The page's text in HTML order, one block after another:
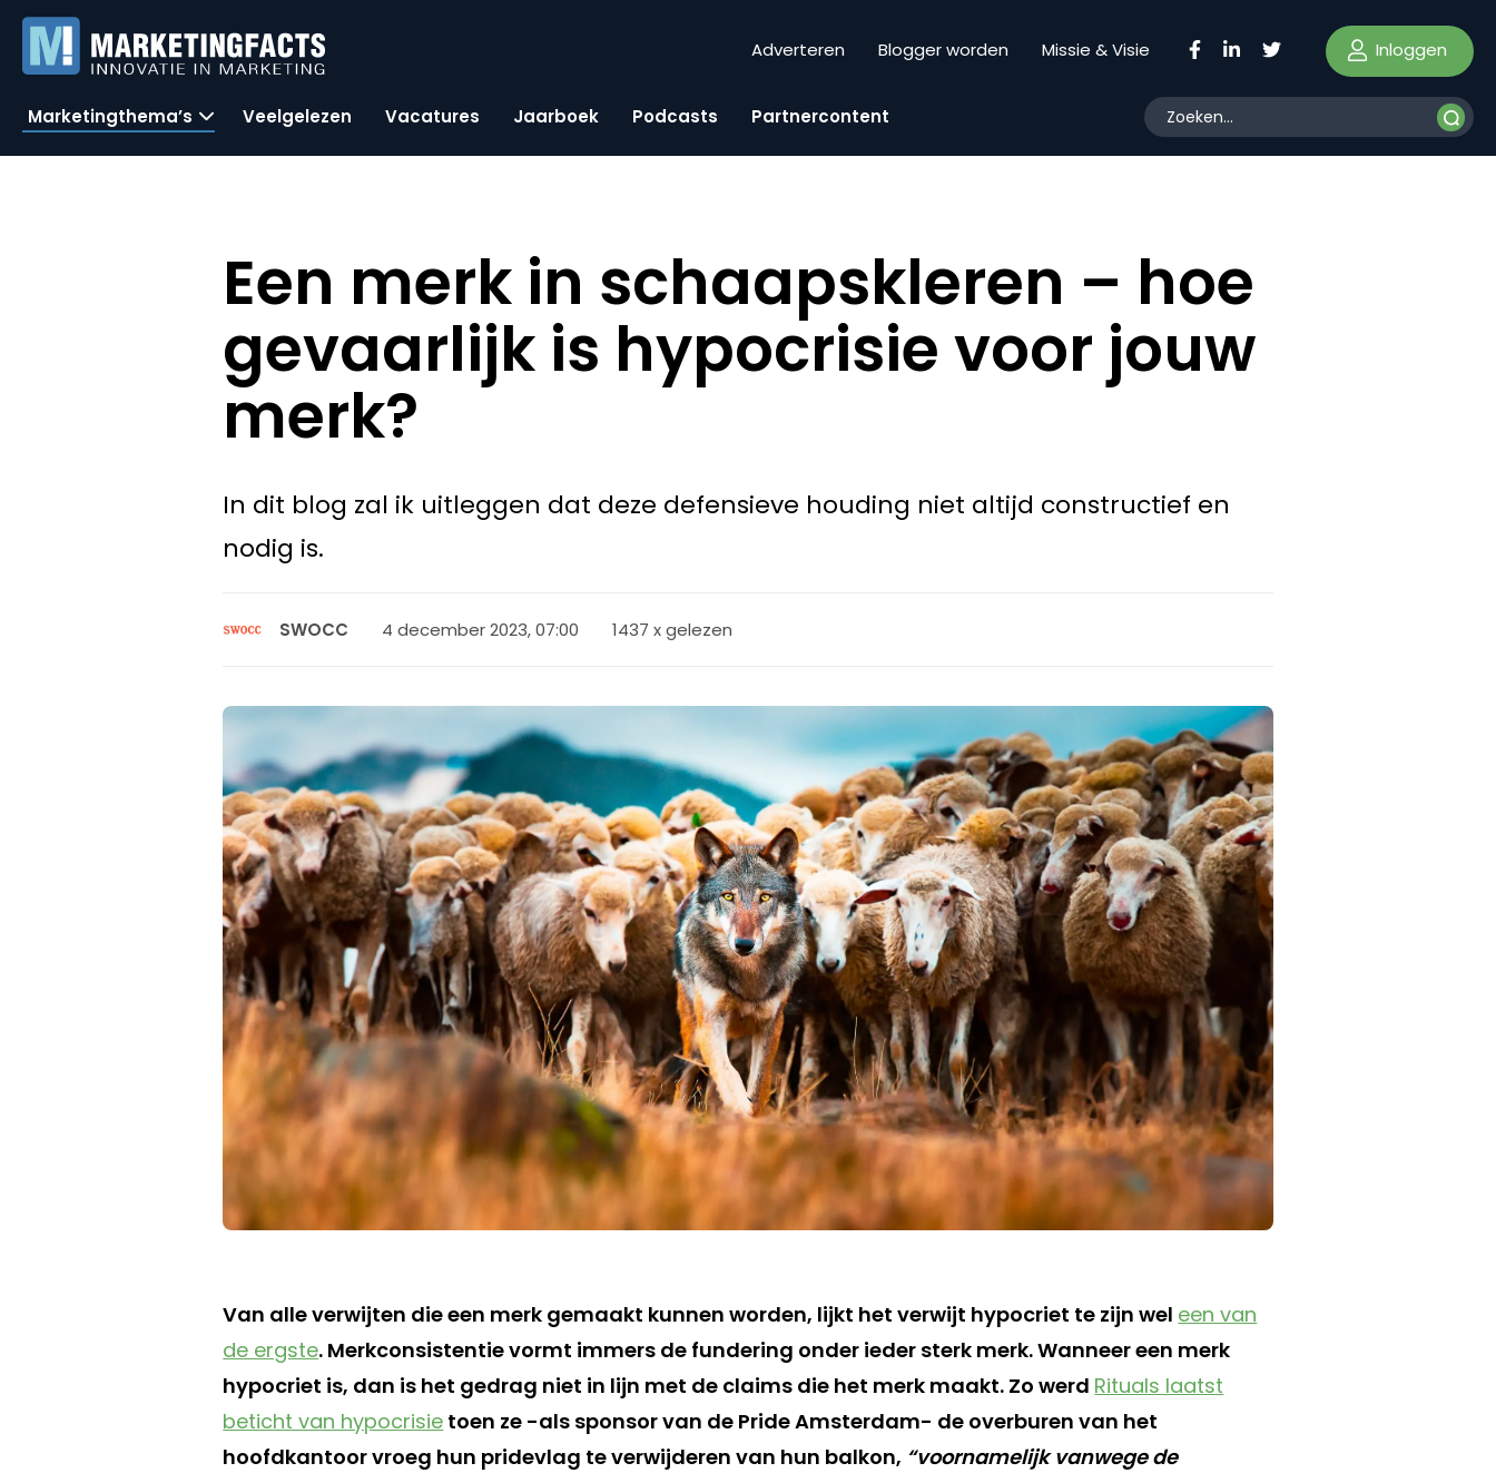
Adverteren Blogger worden Missie & Visie Inloggen
Marketingthema’s Veelgelezen Vacatures Jaarboek Podcasts Partnercontent
Een merk in schaapskleren – hoe
gevaarlijk is hypocrisie voor jouw
merk?
In dit blog zal ik uitleggen dat deze defensieve houding niet altijd constructief en
nodig is.
SWOCC 4 december 2023, 07:00 1437 x gelezen
Van alle verwijten die een merk gemaakt kunnen worden, lijkt het verwijt hypocriet te zijn wel een van
de ergste. Merkconsistentie vormt immers de fundering onder ieder sterk merk. Wanneer een merk
hypocriet is, dan is het gedrag niet in lijn met de claims die het merk maakt. Zo werd Rituals laatst
beticht van hypocrisie toen ze -als sponsor van de Pride Amsterdam- de overburen van het
hoofdkantoor vroeg hun pridevlag te verwijderen van hun balkon, “voornamelijk vanwege de